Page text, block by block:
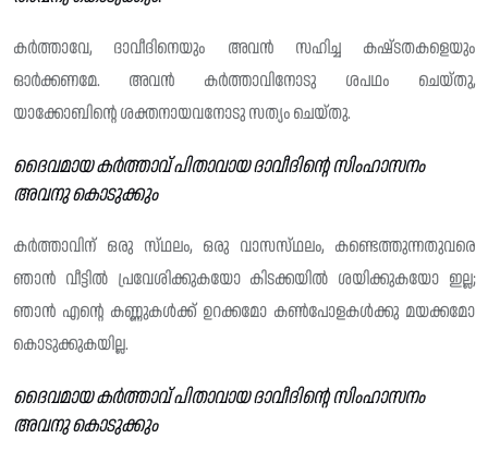
കർത്താവേ, ദാവീദിനെയും അവൻ സഹിച്ച കഷ്‌ടതകളെയും
ഓർക്കണമേ. അവൻ കർത്താവിനോടു ശപഥം ചെയ്തു,
യാക്കോബിന്റെ ശക്തനായവനോടു സത്യം ചെയ്തു.
ദൈവമായ കർത്താവ് പിതാവായ ദാവീദിന്റെ സിംഹാസനം
അവനു കൊടുക്കും
കർത്താവിന് ഒരു സ്‌ഥലം, ഒരു വാസസ്‌ഥലം, കണ്ടെത്തുന്നതുവരെ
ഞാൻ വീട്ടിൽ പ്രവേശിക്കുകയോ കിടക്കയിൽ ശയിക്കുകയോ ഇല്ല;
ഞാൻ എന്റെ കണ്ണുകൾക്ക് ഉറക്കമോ കൺപോളകൾക്കു മയക്കമോ
കൊടുക്കുകയില്ല.
ദൈവമായ കർത്താവ് പിതാവായ ദാവീദിന്റെ സിംഹാസനം
അവനു കൊടുക്കും